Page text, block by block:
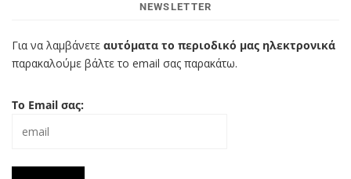
NEWSLETTER
Για να λαμβάνετε αυτόματα το περιοδικό μας ηλεκτρονικά
παρακαλούμε βάλτε το email σας παρακάτω.
Το Email σας: